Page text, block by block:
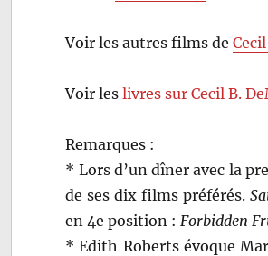
Voir les autres films de
Voir leslivres sur Cecil B.
Remarques :
* Lors d’un dîner avec la
de ses dix films préférés.
en 4e position : Forbidden
* Edith Roberts évoque